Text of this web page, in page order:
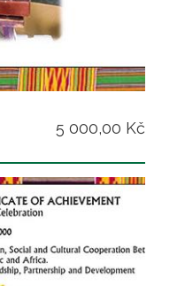
5 000,00 Kč